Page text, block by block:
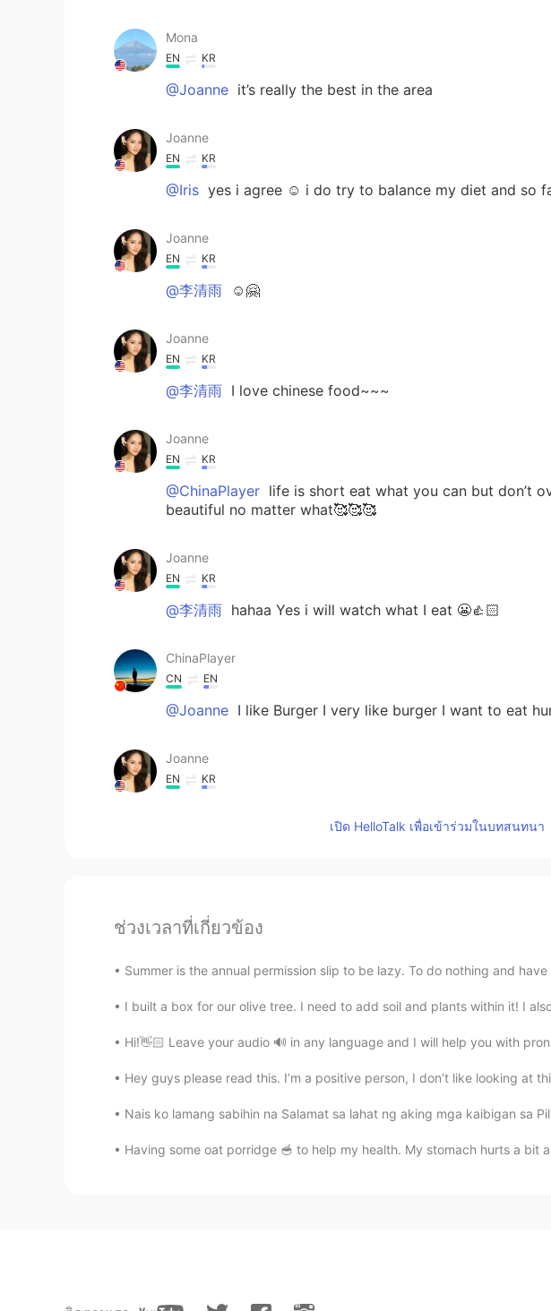
Mona
EN KR
@Joanne it’s really the best in the area
Joanne
EN KR
@Iris yes i agree ☺️ i do try to balance my diet and so
Joanne
EN KR
@李清雨 ☺️🤗
Joanne
EN KR
@李清雨 I love chinese food~~~
Joanne
EN KR
@ChinaPlayer life is short eat what you can but don’t
beautiful no matter what🥰🥰🥰
Joanne
EN KR
@李清雨 hahaa Yes i will watch what I eat 😬👍🏻
ChinaPlayer
CN EN
@Joanne I like Burger I very like burger I want to eat
Joanne
EN KR
EN KR
@每日悠闲文文 yep protein style.. 😋😋☺️🥰
EN KR
@Rong yes and especially when you’re really hungry
Joanne
เปิด HelloTalk เพื่อเข้าร่วมในบทสนทนา
ช่วงเวลาที่เกี่ยวข้อง
Summer is the annual permission slip to be lazy. To do nothing and
I built a box for our olive tree. I need to add soil and plants within it! I
Hi!👋🏻 Leave your audio 🔊 in any language and I will help you with
Hey guys please read this. I’m a positive person, I don’t like looking at
Nais ko lamang sabihin na Salamat sa lahat ng aking mga kaibigan sa
Having some oat porridge 🥣 to help my health. My stomach hurts a bit